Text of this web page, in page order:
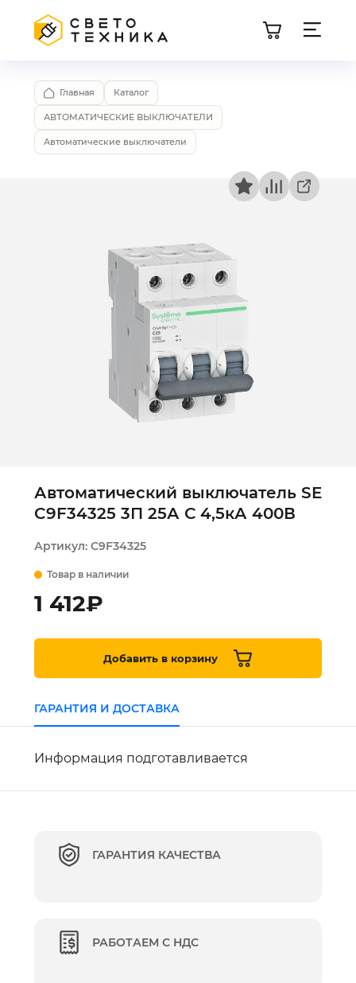
Главная Каталог
АВТОМАТИЧЕСКИЕ ВЫКЛЮЧАТЕЛИ
Автоматические выключатели
Автоматический выключатель SE
C9F34325 3П 25А С 4,5кА 400В
Артикул: C9F34325
Товар в наличии
1 412₽
Добавить в корзину
ГАРАНТИЯ И ДОСТАВКА
Информация подготавливается
ГАРАНТИЯ КАЧЕСТВА
РАБОТАЕМ С НДС